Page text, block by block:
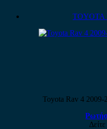
TOYOTA
Toyota Rav 4 2009-